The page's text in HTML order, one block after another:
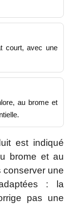
court, avec une
au brome et
est indiqué
brome et au
conserver une
: la
pas une